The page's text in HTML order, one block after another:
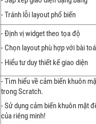
- Tránh lỗi layout phổ biến
- Định vị widget theo tọa độ
- Chọn layout phù hợp với bài
- Hiểu tư duy thiết kế giao diện
- Tìm hiểu về cảm biến khuôn
trong Scratch.
- Sử dụng cảm biến khuôn mặt
của riêng minh!